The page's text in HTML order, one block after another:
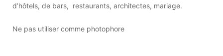
d’hôtels, de bars, restaurants, architectes, mariage.
Ne pas utiliser comme photophore